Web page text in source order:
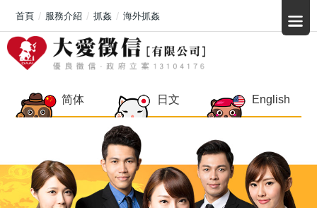
简体 日文 English
首頁 服務介紹 抓姦 海外抓姦